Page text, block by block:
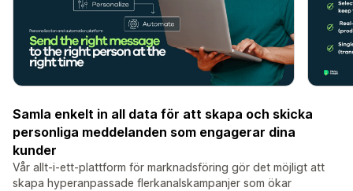
Samla enkelt in all data för att skapa och skicka
personliga meddelanden som engagerar dina
kunder
Vår allt-i-ett-plattform för marknadsföring gör det möjligt att
skapa hyperanpassade flerkanalskampanjer som ökar